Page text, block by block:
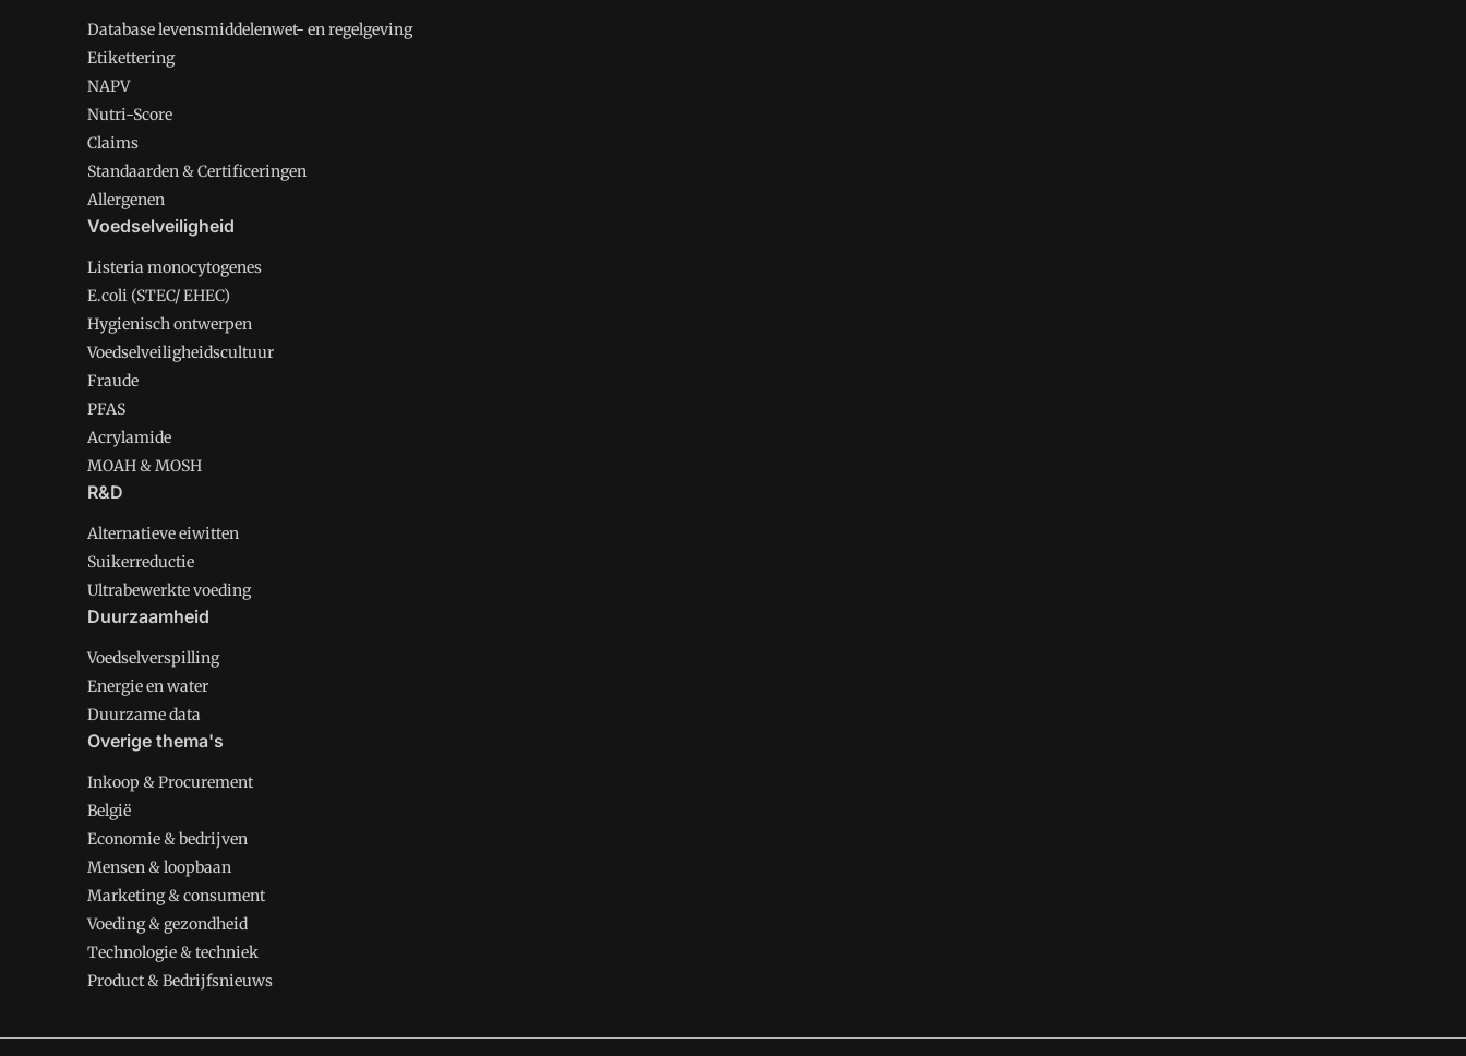
Database levensmiddelenwet- en regelgeving
Etikettering
NAPV
Nutri-Score
Claims
Standaarden & Certificeringen
Allergenen
Voedselveiligheid
Listeria monocytogenes
E.coli (STEC/ EHEC)
Hygienisch ontwerpen
Voedselveiligheidscultuur
Fraude
PFAS
Acrylamide
MOAH & MOSH
R&D
Alternatieve eiwitten
Suikerreductie
Ultrabewerkte voeding
Duurzaamheid
Voedselverspilling
Energie en water
Duurzame data
Overige thema's
Inkoop & Procurement
België
Economie & bedrijven
Mensen & loopbaan
Marketing & consument
Voeding & gezondheid
Technologie & techniek
Product & Bedrijfsnieuws